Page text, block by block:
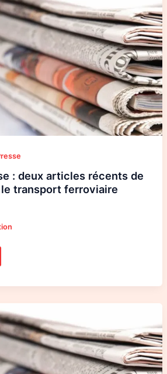
: deux articles récents de
transport ferroviaire